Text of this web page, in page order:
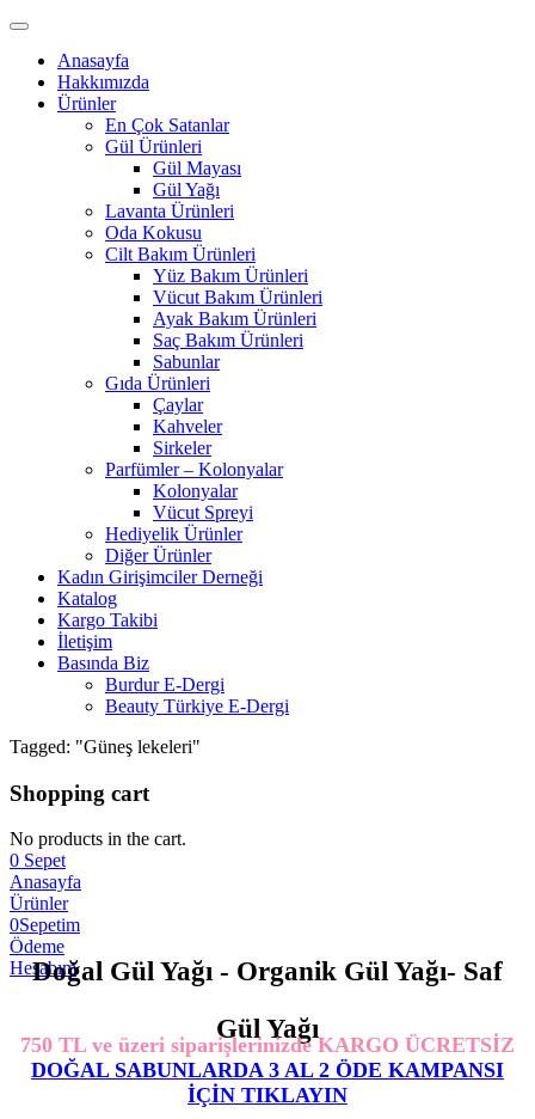
Anasayfa
Hakkımızda
Ürünler
En Çok Satanlar
Gül Ürünleri
Gül Mayası
Gül Yağı
Lavanta Ürünleri
Oda Kokusu
Cilt Bakım Ürünleri
Yüz Bakım Ürünleri
Vücut Bakım Ürünleri
Ayak Bakım Ürünleri
Saç Bakım Ürünleri
Sabunlar
Gıda Ürünleri
Çaylar
Kahveler
Sirkeler
Parfümler – Kolonyalar
Kolonyalar
Vücut Spreyi
Hediyelik Ürünler
Diğer Ürünler
Kadın Girişimciler Derneği
Katalog
Kargo Takibi
İletişim
Basında Biz
Burdur E-Dergi
Beauty Türkiye E-Dergi
Tagged: "Güneş lekeleri"
Shopping cart
No products in the cart.
0 Sepet
Anasayfa
Ürünler
0Sepetim
Ödeme
Hesabım
Doğal Gül Yağı - Organik Gül Yağı- Saf
Gül Yağı
750 TL ve üzeri siparişlerinizde KARGO ÜCRETSİZ
DOĞAL SABUNLARDA 3 AL 2 ÖDE KAMPANSI
İÇİN TIKLAYIN